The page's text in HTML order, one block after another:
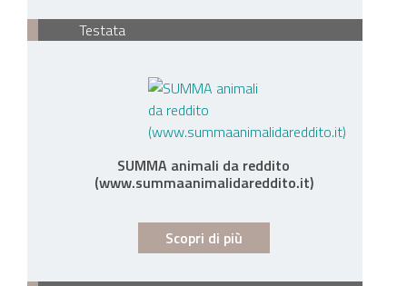
Testata
SUMMA animali da reddito
(www.summaanimalidareddito.it)
Scopri di più